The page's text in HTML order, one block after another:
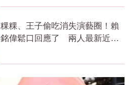
粿粿、王子偷吃消失演藝圈！賴
銘偉鬆口回應了 兩人最新近況